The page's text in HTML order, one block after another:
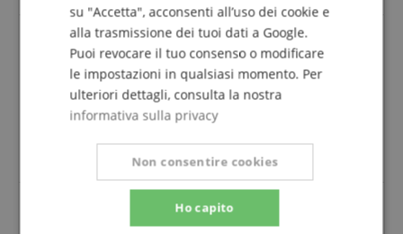
Set 4 aste delimita corsie
Recensione diAlfonsoil 06.07.2020
acquisto verificato
la qualità del prodotto
su "Accetta", acconsenti all’uso dei cookie e
alla trasmissione dei tuoi dati a Google.
Puoi revocare il tuo consenso o modificare
le impostazioni in qualsiasi momento. Per
ulteriori dettagli, consulta la nostra
informativa sulla privacy
Ho capito
Non consentire cookies